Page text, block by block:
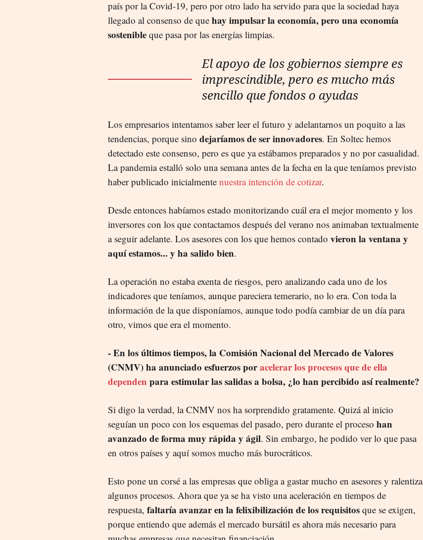
país por la Covid-19, pero por otro lado ha servido para que la sociedad haya
llegado al consenso de que hay impulsar la economía, pero una economía
sostenible que pasa por las energías limpias.
El apoyo de los gobiernos siempre es
imprescindible, pero es mucho más
sencillo que fondos o ayudas
Los empresarios intentamos saber leer el futuro y adelantarnos un poquito a las
tendencias, porque sino dejaríamos de ser innovadores. En Soltec hemos
detectado este consenso, pero es que ya estábamos preparados y no por casualidad.
La pandemia estalló solo una semana antes de la fecha en la que teníamos previsto
haber publicado inicialmente nuestra intención de cotizar.
Desde entonces habíamos estado monitorizando cuál era el mejor momento y los
inversores con los que contactamos después del verano nos animaban textualmente
a seguir adelante. Los asesores con los que hemos contado vieron la ventana y
aquí estamos... y ha salido bien.
La operación no estaba exenta de riesgos, pero analizando cada uno de los
indicadores que teníamos, aunque pareciera temerario, no lo era. Con toda la
información de la que disponíamos, aunque todo podía cambiar de un día para
otro, vimos que era el momento.
- En los últimos tiempos, la Comisión Nacional del Mercado de Valores
(CNMV) ha anunciado esfuerzos poracelerar los procesos que de ella
dependen para estimular las salidas a bolsa, ¿lo han percibido así realmente?
Si digo la verdad, la CNMV nos ha sorprendido gratamente. Quizá al inicio
seguían un poco con los esquemas del pasado, pero durante el proceso han
avanzado de forma muy rápida y ágil. Sin embargo, he podido ver lo que pasa
en otros países y aquí somos mucho más burocráticos.
Esto pone un corsé a las empresas que obliga a gastar mucho en asesores y ralentiza
algunos procesos. Ahora que ya se ha visto una aceleración en tiempos de
respuesta, faltaría avanzar en la felixibilización de los requisitos que se exigen,
porque entiendo que además el mercado bursátil es ahora más necesario para